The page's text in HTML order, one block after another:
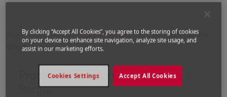
Home Voli Voli per Gambia
Voli Gran Canaria -
Banjul
Prossimo voli da Gran Canaria a
Banjul
Prova ad aggiornare il tuo percorso (origine e/o
By clicking “Accept All Cookies”, you agree to the storing of cookies
on your device to enhance site navigation, analyze site usage, and
assist in our marketing efforts.
Accept All Cookies
Cookies Settings